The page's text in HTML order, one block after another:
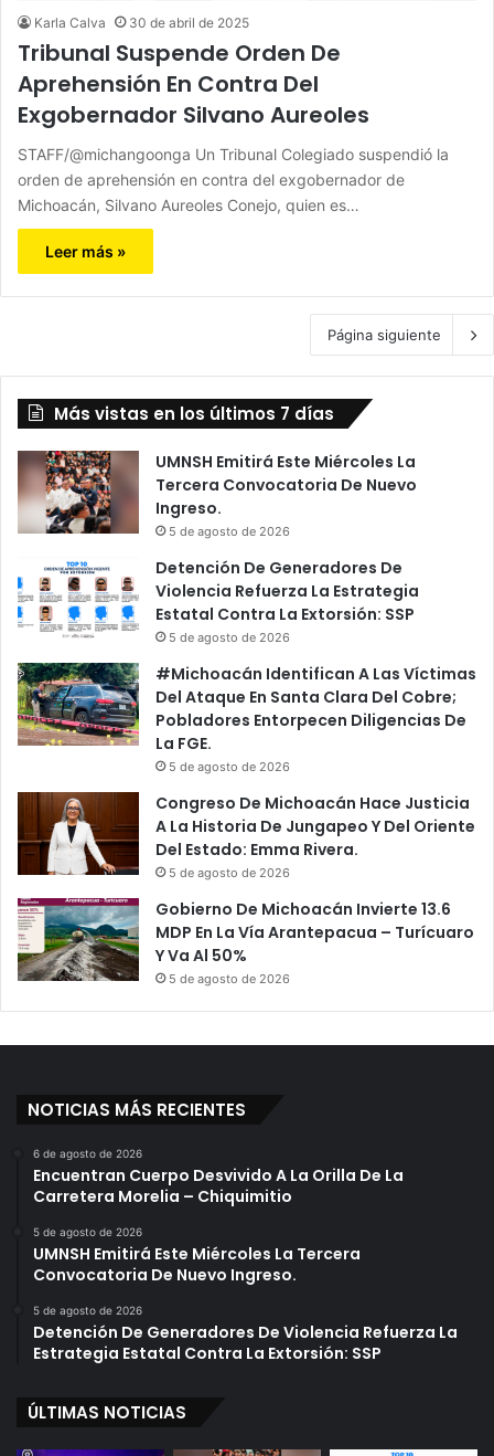
Karla Calva 30 de abril de 2025
Tribunal Suspende Orden De
Aprehensión En Contra Del
Exgobernador Silvano Aureoles
STAFF/@michangoonga Un Tribunal Colegiado suspendió la
orden de aprehensión en contra del exgobernador de
Michoacán, Silvano Aureoles Conejo, quien es…
Leer más »
Página siguiente
Más vistas en los últimos 7 días
UMNSH Emitirá Este Miércoles La
Tercera Convocatoria De Nuevo
Ingreso.
5 de agosto de 2026
Detención De Generadores De
Violencia Refuerza La Estrategia
Estatal Contra La Extorsión: SSP
5 de agosto de 2026
#Michoacán Identifican A Las Víctimas
Del Ataque En Santa Clara Del Cobre;
Pobladores Entorpecen Diligencias De
La FGE.
5 de agosto de 2026
Congreso De Michoacán Hace Justicia
A La Historia De Jungapeo Y Del Oriente
Del Estado: Emma Rivera.
5 de agosto de 2026
Gobierno De Michoacán Invierte 13.6
MDP En La Vía Arantepacua – Turícuaro
Y Va Al 50%
5 de agosto de 2026
NOTICIAS MÁS RECIENTES
6 de agosto de 2026
Encuentran Cuerpo Desvivido A La Orilla De La
Carretera Morelia – Chiquimitio
5 de agosto de 2026
UMNSH Emitirá Este Miércoles La Tercera
Convocatoria De Nuevo Ingreso.
5 de agosto de 2026
Detención De Generadores De Violencia Refuerza La
Estrategia Estatal Contra La Extorsión: SSP
ÚLTIMAS NOTICIAS